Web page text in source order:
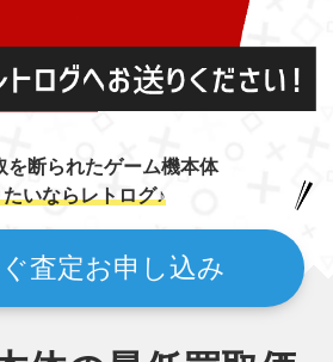
を断られたゲーム機本体
いならレトログ♪
査定お申し込み